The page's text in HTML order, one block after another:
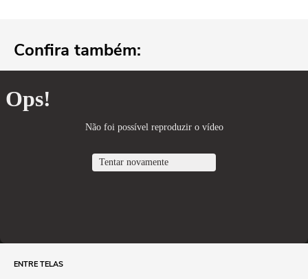
Confira também:
ENTRE TELAS